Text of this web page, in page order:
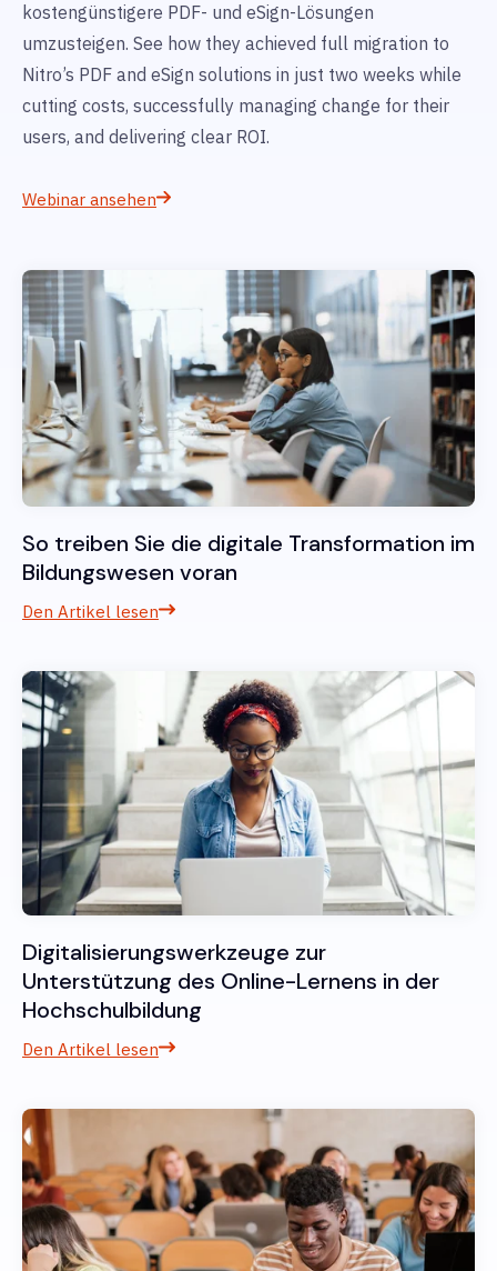
kostengünstigere PDF- und eSign-Lösungen
umzusteigen. See how they achieved full migration to
Nitro’s PDF and eSign solutions in just two weeks while
cutting costs, successfully managing change for their
users, and delivering clear ROI.
Webinar ansehen
So treiben Sie die digitale Transformation im
Bildungswesen voran
Den Artikel lesen
Digitalisierungswerkzeuge zur
Unterstützung des Online-Lernens in der
Hochschulbildung
Den Artikel lesen